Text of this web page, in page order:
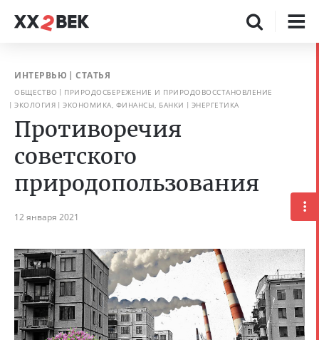
ИНТЕРВЬЮ СТАТЬЯ
ОБЩЕСТВО
ПРИРОДОСБЕРЕЖЕНИЕ И ПРИРОДОВОССТАНОВЛЕНИЕ
ЭКОЛОГИЯ
ЭКОНОМИКА, ФИНАНСЫ, БАНКИ ЭНЕРГЕТИКА
Противоречия
советского
природопользования
12 января 2021